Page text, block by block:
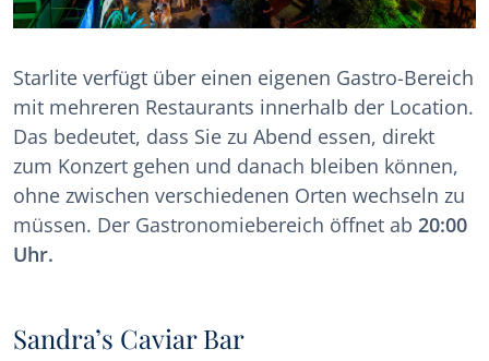
Starlite verfügt über einen eigenen Gastro-Bereich
mit mehreren Restaurants innerhalb der Location.
Das bedeutet, dass Sie zu Abend essen, direkt
zum Konzert gehen und danach bleiben können,
ohne zwischen verschiedenen Orten wechseln zu
müssen. Der Gastronomiebereich öffnet ab 20:00
Uhr.
Sandra’s Caviar Bar